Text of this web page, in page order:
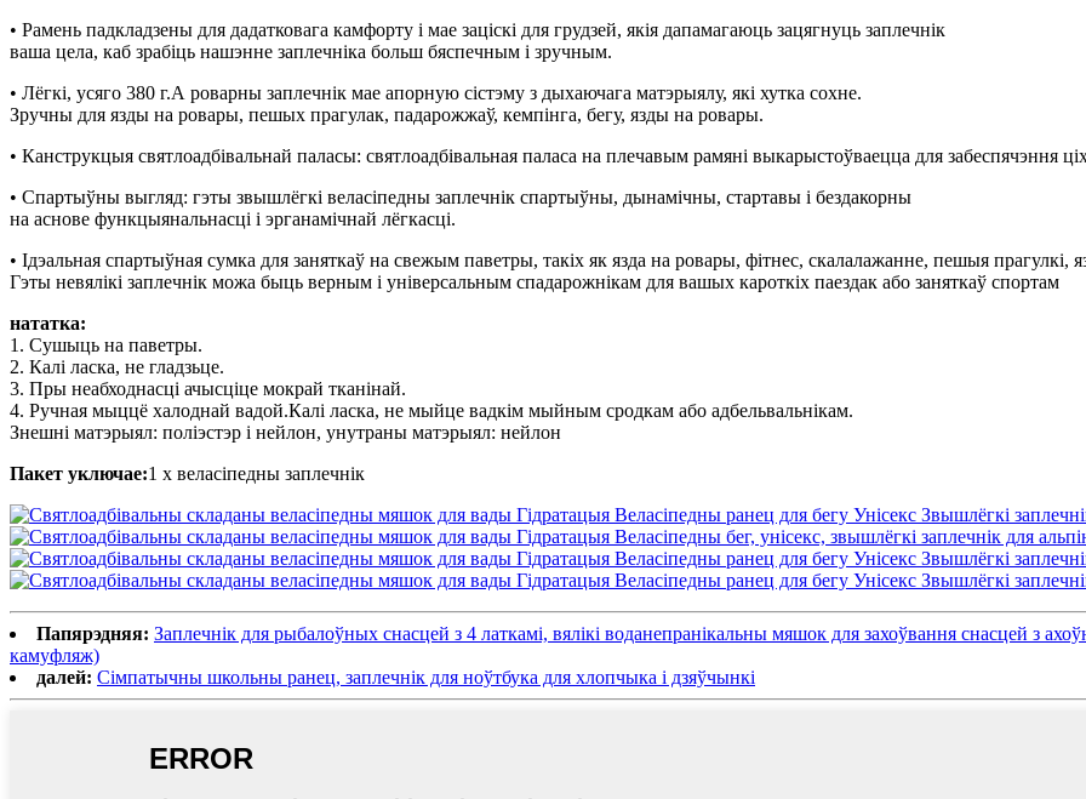
• Рамень падкладзены для дадатковага камфорту і мае заціскі для грудзей, якія дапамагаюць зацягнуць заплечнік
ваша цела, каб зрабіць нашэнне заплечніка больш бяспечным і зручным.
• Лёгкі, усяго 380 г.А роварны заплечнік мае апорную сістэму з дыхаючага матэрыялу, які хутка сохне.
Зручны для язды на ровары, пешых прагулак, падарожжаў, кемпінга, бегу, язды на ровары.
• Канструкцыя святлоадбівальнай паласы: святлоадбівальная паласа на плечавым рамяні выкарыстоўваецца для забеспячэння
• Спартыўны выгляд: гэты звышлёгкі веласіпедны заплечнік спартыўны, дынамічны, стартавы і бездакорны
на аснове функцыянальнасці і эрганамічнай лёгкасці.
• Ідэальная спартыўная сумка для заняткаў на свежым паветры, такіх як язда на ровары, фітнес, скалалажанне, пешыя прагулкі,
Гэты невялікі заплечнік можа быць верным і універсальным спадарожнікам для вашых кароткіх паездак або заняткаў спортам
нататка:
1. Сушыць на паветры.
2. Калі ласка, не гладзьце.
3. Пры неабходнасці ачысціце мокрай тканінай.
4. Ручная мыццё халоднай вадой.Калі ласка, не мыйце вадкім мыйным сродкам або адбельвальнікам.
Знешні матэрыял: поліэстэр і нейлон, унутраны матэрыял: нейлон
Пакет уключае:1 х веласіпедны заплечнік
Папярэдняя: Заплечнік для рыбалоўных снасцей з 4 латкамі, вялікі воданепранікальны мяшок для захоўвання снасцей з
камуфляж)
далей: Сімпатычны школьны ранец, заплечнік для ноўтбука для хлопчыка і дзяўчынкі